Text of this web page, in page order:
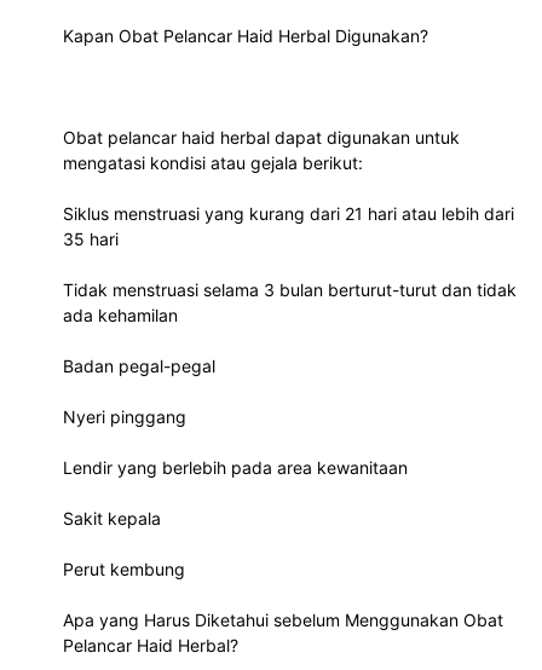
Kapan Obat Pelancar Haid Herbal Digunakan?
Obat pelancar haid herbal dapat digunakan untuk
mengatasi kondisi atau gejala berikut:
Siklus menstruasi yang kurang dari 21 hari atau lebih dari
35 hari
Tidak menstruasi selama 3 bulan berturut-turut dan tidak
ada kehamilan
Badan pegal-pegal
Nyeri pinggang
Lendir yang berlebih pada area kewanitaan
Sakit kepala
Perut kembung
Apa yang Harus Diketahui sebelum Menggunakan Obat
Pelancar Haid Herbal?